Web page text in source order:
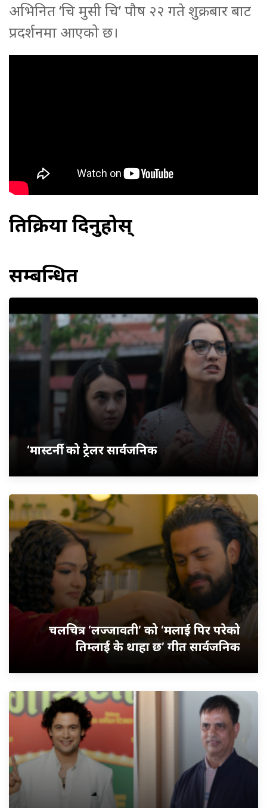
अभिनित ‘चि मुसी चि’ पौष २२ गते शुक्रबार बाट
प्रदर्शनमा आएको छ।
प्रतिक्रिया दिनुहोस्
सम्बन्धित
‘मास्टर्नी’ को ट्रेलर सार्वजनिक
चलचित्र ‘लज्जावती’ को ‘मलाई पिर परेको
तिम्लाई के थाहा छ’ गीत सार्वजनिक